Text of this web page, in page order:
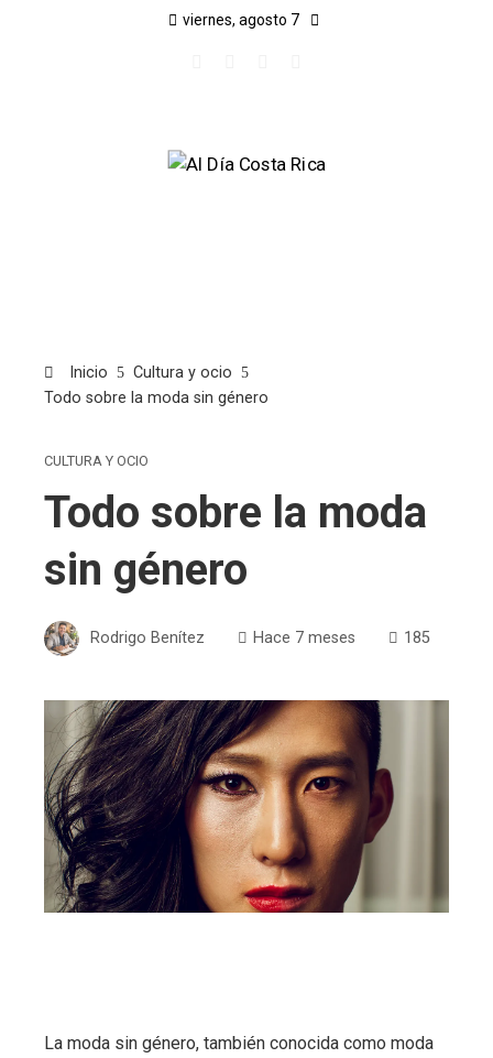
viernes, agosto 7
Inicio
Cultura y ocio
Todo sobre la moda sin género
CULTURA Y OCIO
Todo sobre la moda
sin género
Rodrigo Benítez Hace 7 meses 185
La moda sin género, también conocida como moda